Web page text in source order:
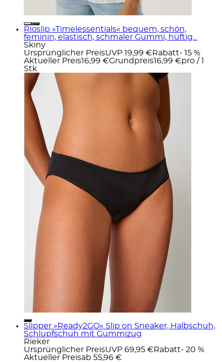
Rioslip »Timelessentials« bequem, schön,
feminin, elastisch, schmaler Gummi, hüftig...
Skiny
Ursprünglicher PreisUVP 19,99 € Rabatt- 15 %
Aktueller Preis16,99 €Grundpreis16,99 €pro / 1
Stk
Slipper »Ready2GO« Slip on Sneaker, Halbschuh,
Schlupfschuh mit Gummizug
Rieker
Ursprünglicher PreisUVP 69,95 € Rabatt- 20 %
Aktueller Preisab 55,96 €